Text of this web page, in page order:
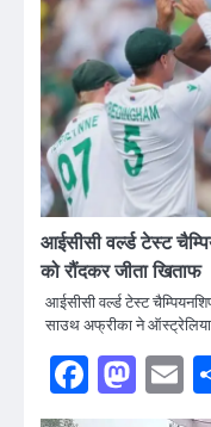
आईसीसी वर्ल्ड टेस्ट
को रौंदकर जीता खिताफ
आईसीसी वर्ल्ड टेस्ट
साउथ अफ्रीका ने